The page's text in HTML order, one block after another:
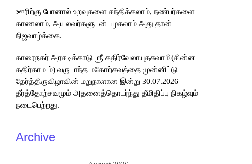
ஊரிற்கு போனால் உறவுகளை சந்திக்கலாம், நண்பர்களை
காணலாம், அயலவர்களுடன் பழகலாம் அது தான்
நிஜவாழ்க்கை.
காரைநகர் அரசடிக்காடு ஶ்ரீ கதிர்வேலாயுதசுவாமி(சின்ன
கதிர்காம ம்) வருடாந்த மகோற்சவத்தை முன்னிட்டு
தேர்த்திருவிழாவின் மறுநாளான இன்று 30.07.2026
தீர்த்தோற்சவமும் அதனைத்தொடர்ந்து தீமிதிப்பு நிகழ்வும்
நடைபெற்றது.
Archive